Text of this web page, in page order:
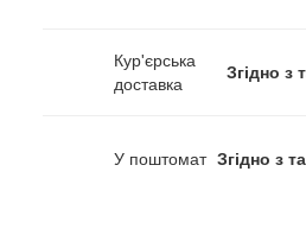
Кур'єрська
доставка
Згідно з
У поштомат Згідно з